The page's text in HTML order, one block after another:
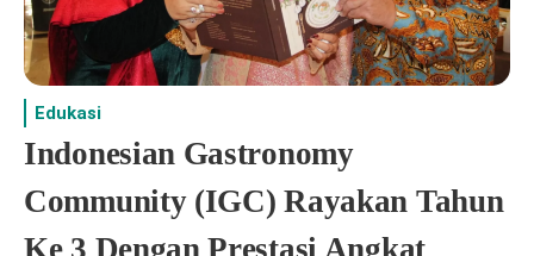
Edukasi
Indonesian Gastronomy
Community (IGC) Rayakan Tahun